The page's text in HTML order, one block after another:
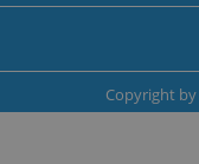
Copyright by